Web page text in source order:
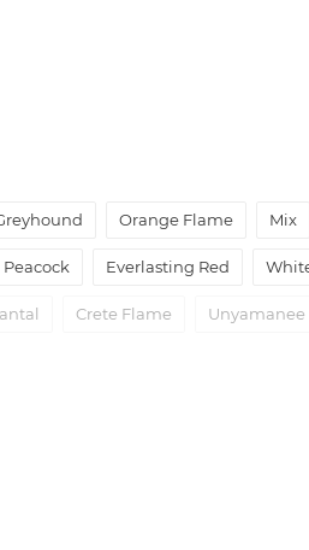
Orange Flame Mix
Peacock Everlasting Red
Crete Flame Unyamanee